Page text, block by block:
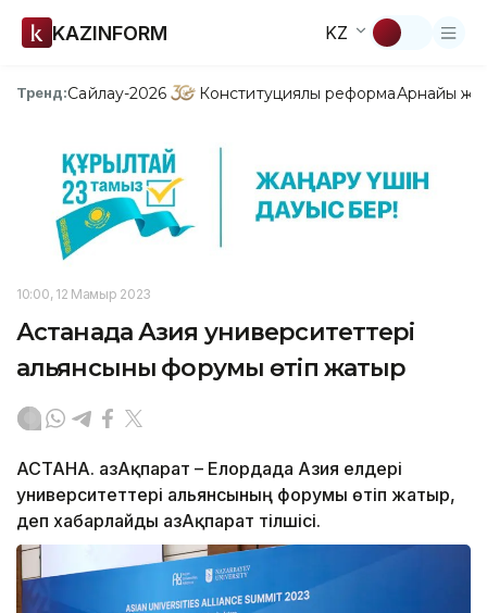
KAZINFORM KZ
Тренд:Сайлау-2026 Конституциялық реформаАрнайы
10:00, 12 Мамыр 2023
Астанада Азия университеттері
альянсының форумы өтіп жатыр
АСТАНА. ҚазАқпарат – Елордада Азия елдері
университеттері альянсының форумы өтіп жатыр,
деп хабарлайды ҚазАқпарат тілшісі.